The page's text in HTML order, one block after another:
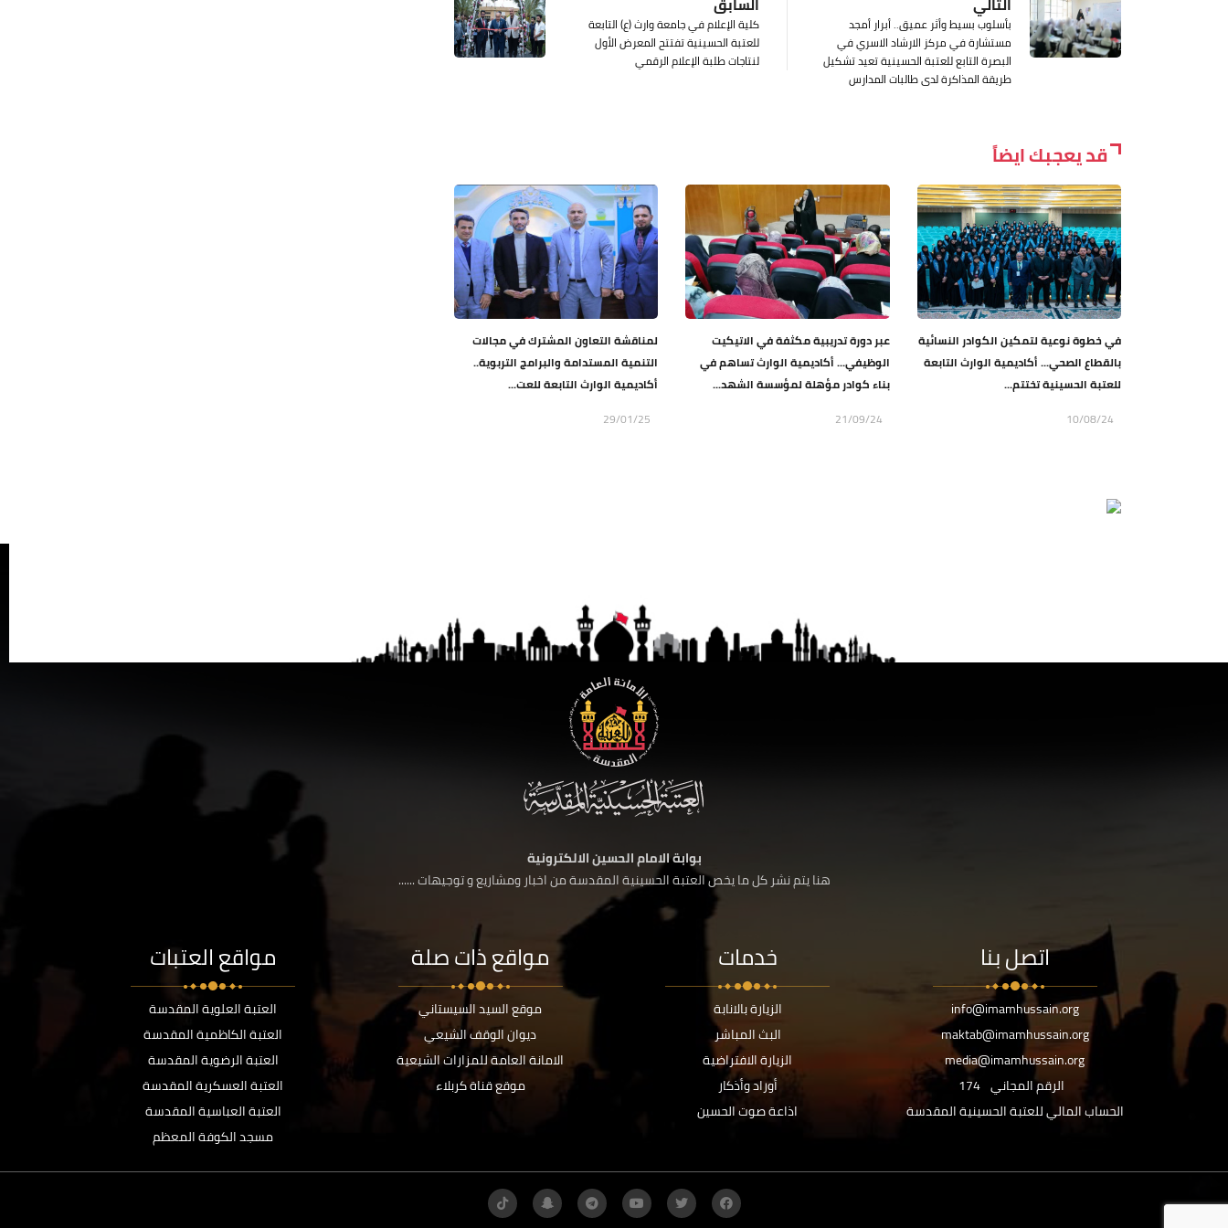
كلية الإعلام في جامعة وارث (ع) التابعة
للعتبة الحسينية تفتتح المعرض الأول
لنتاجات طلبة الإعلام الرقمي
بأسلوب بسيط وأثر عميق.. أبرار أمجد
مستشارة في مركز الارشاد الاسري في
البصرة التابع للعتبة الحسينية تعيد تشكيل
طريقة المذاكرة لدى طالبات المدارس
قد يعجبك ايضاً
في خطوة نوعية لتمكين الكوادر النسائية
بالقطاع الصحي... أكاديمية الوارث التابعة
للعتبة الحسينية تختتم...
10/08/24
عبر دورة تدريبية مكثفة في الاتيكيت
الوظيفي... أكاديمية الوارث تساهم في
بناء كوادر مؤهلة لمؤسسة الشهد...
21/09/24
لمناقشة التعاون المشترك في مجالات
التنمية المستدامة والبرامج التربوية..
أكاديمية الوارث التابعة للعت...
29/01/25
بوابة الامام الحسين الالكترونية
هنا يتم نشر كل ما يخص العتبة الحسينية المقدسة من اخبار ومشاريع و توجيهات ......
اتصل بنا
info@imamhussain.org
maktab@imamhussain.org
media@imamhussain.org
الرقم المجاني 174
الحساب المالي للعتبة الحسينية المقدسة
خدمات
الزيارة بالانابة
البث المباشر
الزيارة الافتراضية
أوراد وأذكار
اذاعة صوت الحسين
مواقع ذات صلة
موقع السيد السيستاني
ديوان الوقف الشيعي
الامانة العامة للمزارات الشيعية
موقع قناة كربلاء
مواقع العتبات
العتبة العلوية المقدسة
العتبة الكاظمية المقدسة
العتبة الرضوية المقدسة
العتبة العسكرية المقدسة
العتبة العباسية المقدسة
مسجد الكوفة المعظم